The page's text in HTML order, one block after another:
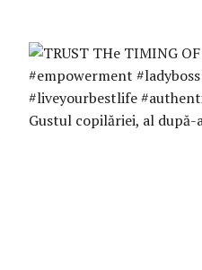
Gustul copilăriei, al